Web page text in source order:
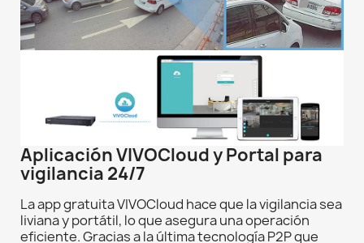
Aplicación VIVOCloud y Portal para
vigilancia 24/7
La app gratuita VIVOCloud hace que la vigilancia sea
liviana y portátil, lo que asegura una operación
eficiente. Gracias a la última tecnología P2P que